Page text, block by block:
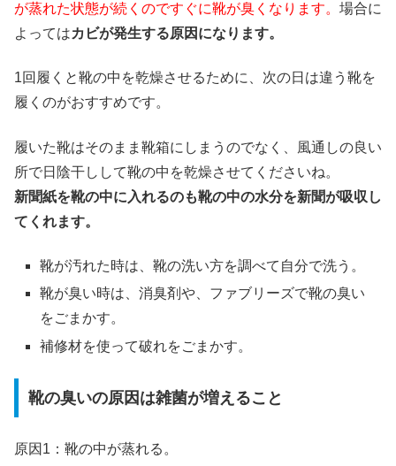
が蒸れた状態が続くのですぐに靴が臭くなります。 場合に
よってはカビが発生する原因になります。
1回履くと靴の中を乾燥させるために、次の日は違う靴を
履くのがおすすめです。
履いた靴はそのまま靴箱にしまうのでなく、風通しの良い
所で日陰干しして靴の中を乾燥させてくださいね。
新聞紙を靴の中に入れるのも靴の中の水分を新聞が吸収し
てくれます。
靴が汚れた時は、靴の洗い方を調べて自分で洗う。
靴が臭い時は、消臭剤や、ファブリーズで靴の臭い
をごまかす。
補修材を使って破れをごまかす。
靴の臭いの原因は雑菌が増えること
原因1：靴の中が蒸れる。